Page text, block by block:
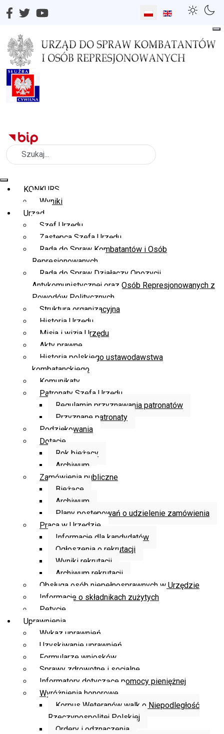
Wybierz swój język
Szukaj
KONKURS
Wyniki
Urząd
Szef Urzędu
Zastępca Szefa Urzędu
Rada do Spraw Kombatantów i Osób
Represjonowanych
Rada do Spraw Działaczy Opozycji
Antykomunistycznej oraz Osób Represjonowanych z
Powodów Politycznych
Struktura organizacyjna
Historia Urzędu
Misja i wizja Urzędu
Akty prawne
Historia polskiego ustawodawstwa
kombatanckiego
Komunikaty
Patronaty Szefa Urzędu
Regulamin przyznawania patronatów
Przyznane patronaty
Podziękowania
Dotacje
Rok bieżący
Archiwum
Zamówienia publiczne
Bieżące
Archiwum
Plany postępowań o udzielenie zamówienia
Praca w Urzędzie
Informacje dla kandydatów
Ogłoszenia o rekrutacji
Wyniki rekrutacji
Archiwum rekrutacji
Obsługa osób niepełnosprawnych w Urzędzie
Informacje o składnikach zużytych
Petycje
Uprawnienia
Wykaz uprawnień
Uzyskiwanie uprawnień
Formularze wniosków
Sprawy zdrowotne i socjalne
Informatory dotyczące pomocy pieniężnej
Wyróżnienia honorowe
Korpus Weteranów walk o Niepodległość
Rzeczypospolitej Polskiej
Ordery i odznaczenia